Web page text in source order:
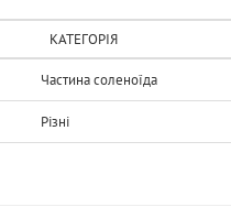
КАТЕГОРІЯ
Частина соленоїда
Рiзнi